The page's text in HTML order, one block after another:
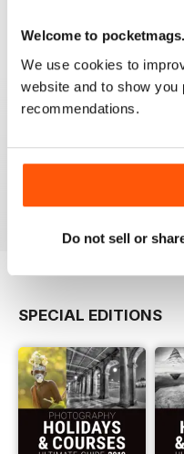
Welcome to
We use cookies to
website and to show you
recommendations.
Do not sell or
Vista|Al carrello
Vista
SPECIAL EDITIONS